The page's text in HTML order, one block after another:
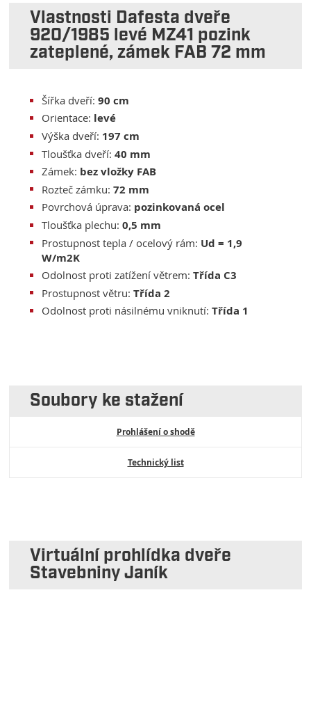
Vlastnosti Dafesta dveře
920/1985 levé MZ41 pozink
zateplené, zámek FAB 72 mm
Šířka dveří:90 cm
Orientace: levé
Výška dveří: 197 cm
Tloušťka dveří:40 mm
Zámek: bez vložky FAB
Rozteč zámku:72 mm
Povrchová úprava: pozinkovaná ocel
Tloušťka plechu:0,5 mm
Prostupnost tepla / ocelový rám: Ud = 1,9
W/m2K
Odolnost proti zatížení větrem:Třída C3
Prostupnost větru:Třída 2
Odolnost proti násilnému vniknutí:Třída 1
Soubory ke stažení
Prohlášení o shodě
Technický list
Virtuální prohlídka dveře
Stavebniny Janík